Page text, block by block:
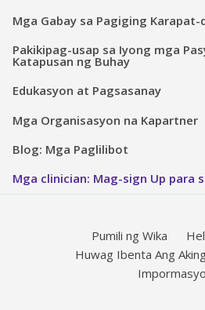
Mga Gabay sa Pagiging
Pakikipag-usap sa Iyong mga
Katapusan ng Buhay
Edukasyon at Pagsasanay
Mga Organisasyon na Kapartner
Blog: Mga Paglilibot
Mga clinician: Mag-sign Up para
Pumili ng Wika
Huwag Ibenta Ang